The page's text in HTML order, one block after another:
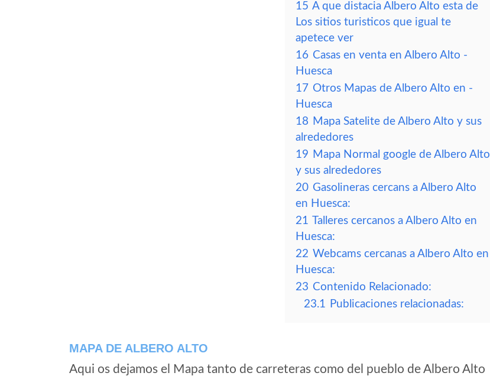
15 A que distacia Albero Alto esta de
Los sitios turisticos que igual te
apetece ver
16 Casas en venta en Albero Alto -
Huesca
17 Otros Mapas de Albero Alto en -
Huesca
18 Mapa Satelite de Albero Alto y sus
alrededores
19 Mapa Normal google de Albero Alto
y sus alrededores
20 Gasolineras cercans a Albero Alto
en Huesca:
21 Talleres cercanos a Albero Alto en
Huesca:
22 Webcams cercanas a Albero Alto en
Huesca:
23 Contenido Relacionado:
23.1 Publicaciones relacionadas:
MAPA DE ALBERO ALTO
Aqui os dejamos el Mapa tanto de carreteras como del pueblo de Albero Alto